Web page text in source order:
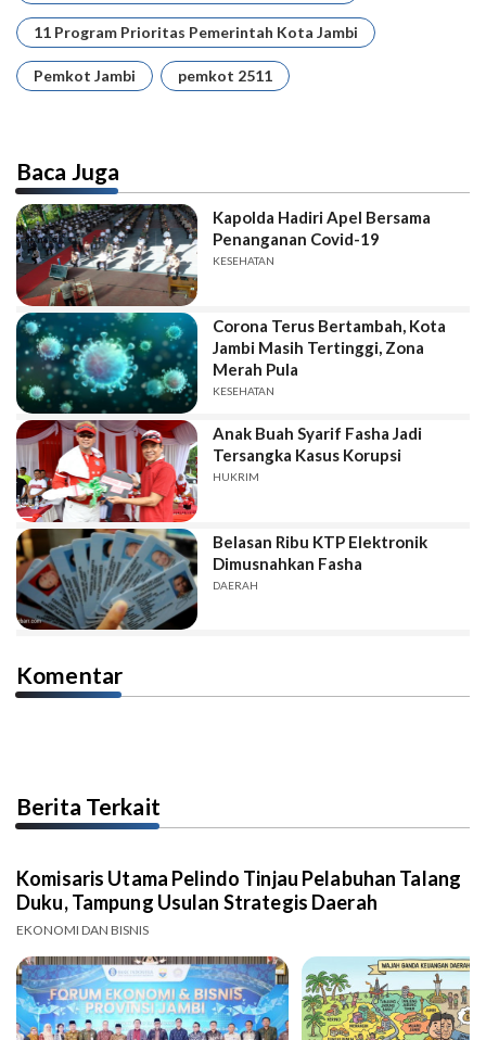
11 Program Prioritas Pemerintah Kota Jambi
Pemkot Jambi pemkot 2511
Baca Juga
Kapolda Hadiri Apel Bersama
Penanganan Covid-19
KESEHATAN
Corona Terus Bertambah, Kota
Jambi Masih Tertinggi, Zona
Merah Pula
KESEHATAN
Anak Buah Syarif Fasha Jadi
Tersangka Kasus Korupsi
HUKRIM
Belasan Ribu KTP Elektronik
Dimusnahkan Fasha
DAERAH
Komentar
Berita Terkait
Komisaris Utama Pelindo Tinjau Pelabuhan Talang
Duku, Tampung Usulan Strategis Daerah
EKONOMI DAN BISNIS